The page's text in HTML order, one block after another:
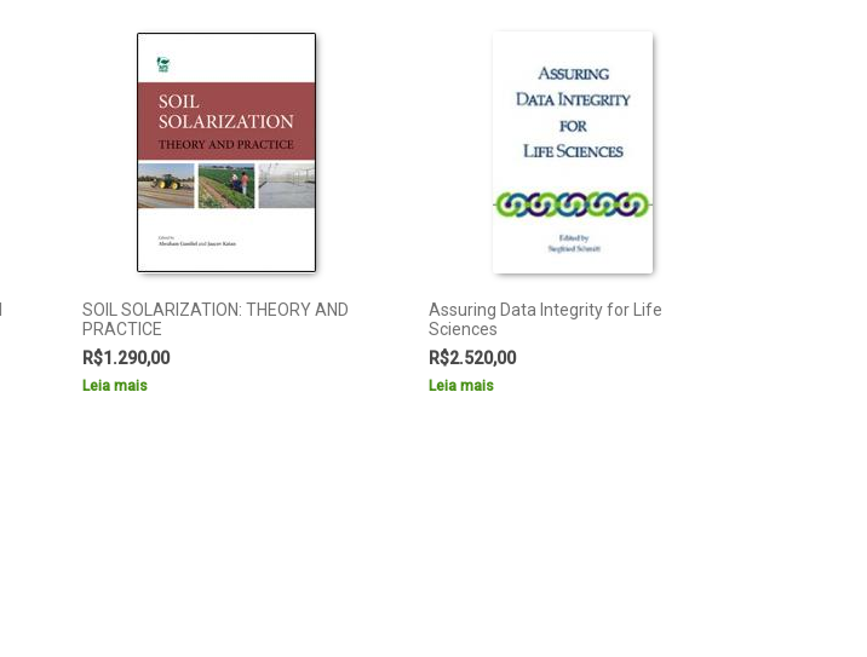
SOIL SOLARIZATION: THEORY AND
PRACTICE
R$1.290,00
Leia mais
Assuring Data Integrity for Life
Sciences
R$2.520,00
Leia mais